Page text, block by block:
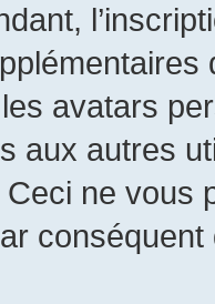
avatars
aux autres
Ceci ne vous
conséquent